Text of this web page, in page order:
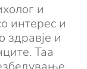
и
интерес и
здравје и
Таа